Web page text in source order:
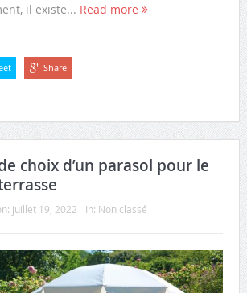
il existe... Read more
Share
choix d’un parasol pour le
juillet 19, 2022 In: Non classé